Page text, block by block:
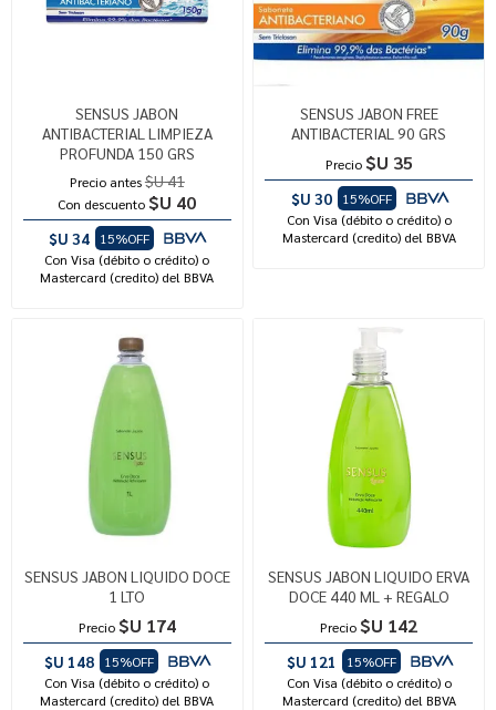
SENSUS JABON
ANTIBACTERIAL LIMPIEZA
PROFUNDA 150 GRS
Precio antes$U 41
Con descuento $U 40
$U 34
15%OFF
Con Visa (débito o crédito) o
Mastercard (credito) del BBVA
SENSUS JABON FREE
ANTIBACTERIAL 90 GRS
Precio $U 35
$U 30
15%OFF
Con Visa (débito o crédito) o
Mastercard (credito) del BBVA
SENSUS JABON LIQUIDO DOCE
1 LTO
Precio $U 174
$U 148
15%OFF
Con Visa (débito o crédito) o
Mastercard (credito) del BBVA
SENSUS JABON LIQUIDO ERVA
DOCE 440 ML + REGALO
Precio $U 142
$U 121
15%OFF
Con Visa (débito o crédito) o
Mastercard (credito) del BBVA